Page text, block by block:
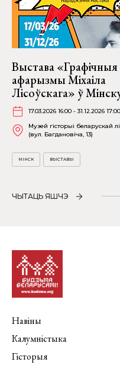
Выстава «Графічныя
афарызмы Міхаіла
Лісоўскага» ў
17.03.2026 16:00 - 31.12.2026 17:00
Музей гісторыі беларускай
(вул. Багдановіча, 13)
МІНСК ВЫСТАВЫ
ЧЫТАЦЬ ЯШЧЭ
Навіны
Калумністыка
Гісторыя